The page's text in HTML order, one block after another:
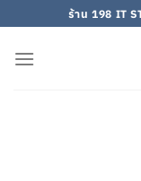
to
content
ร้าน 198 IT